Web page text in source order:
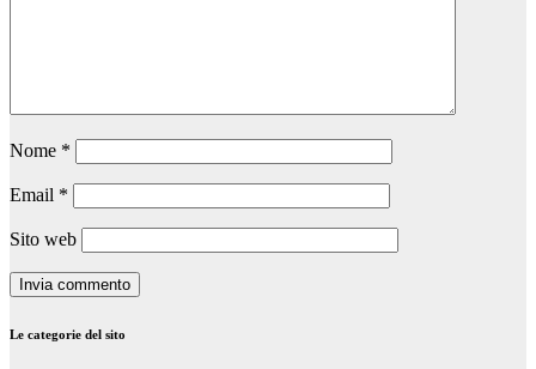
Nome *
Email *
Sito web
Le categorie del sito